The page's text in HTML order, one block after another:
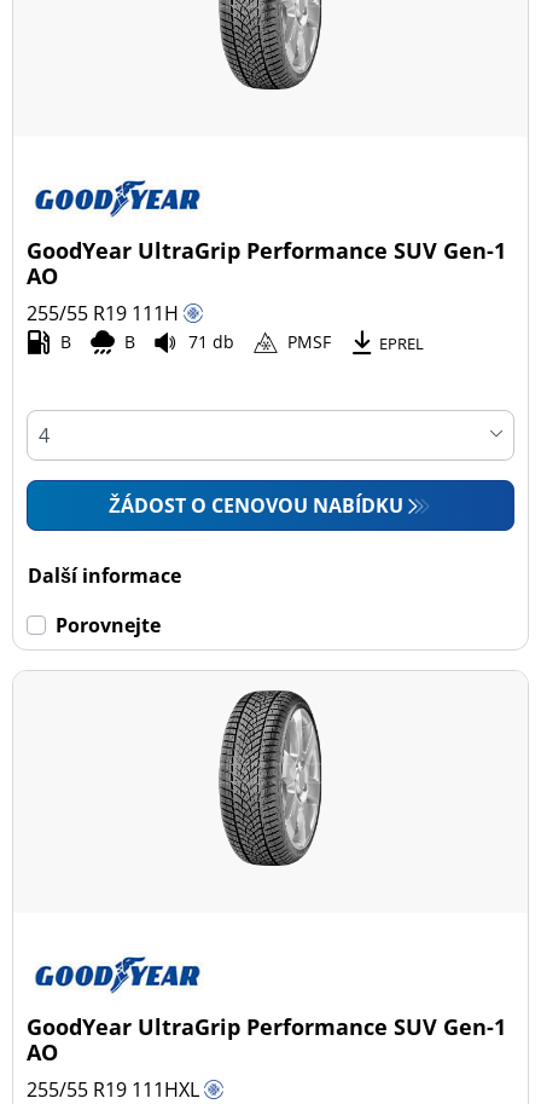
GoodYear UltraGrip Performance SUV Gen-1
AO
255/55 R19 111H
B B 71 db PMSF EPREL
ŽÁDOST O CENOVOU NABÍDKU
Další informace
Porovnejte
GoodYear UltraGrip Performance SUV Gen-1
AO
255/55 R19 111HXL